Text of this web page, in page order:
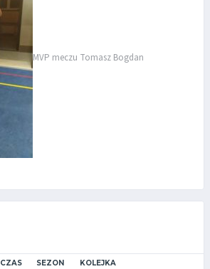
MVP meczu Tomasz Bogdan
CZAS SEZON KOLEJKA